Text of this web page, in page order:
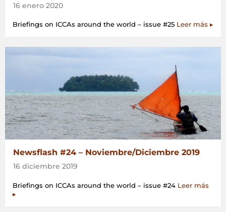
16 enero 2020
Briefings on ICCAs around the world – issue #25 Leer más ▸
Newsflash #24 – Noviembre/Diciembre 2019
16 diciembre 2019
Briefings on ICCAs around the world – issue #24 Leer más
▸